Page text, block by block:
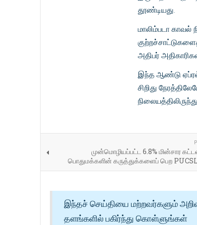
தூண்டியது.
மாலிம்படா காவல்
அதிபர்
இந்த ஆண்டு
சிறிது
முன்மொழியப்பட்ட 6.8% மின்சார
பொதுமக்களின் கருத்துக்களைப் பெற PUCSL
இந்தச் செய்தியை மற்றவர்களும்
தளங்களில் பகிர்ந்து கொள்ளுங்கள்